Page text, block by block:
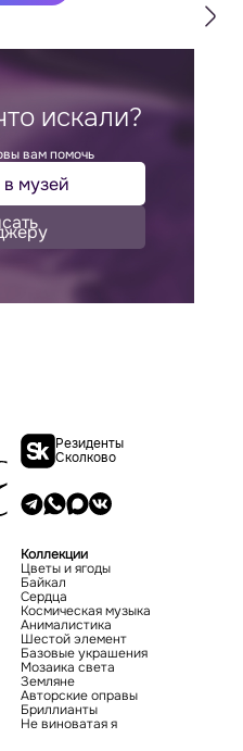
искали?
вам помочь
музей
Резиденты
Сколково
Коллекции
Цветы и ягоды
Байкал
Сердца
Космическая музыка
Анималистика
Шестой элемент
Базовые украшения
Мозаика света
Земляне
Авторские оправы
Бриллианты
Не виноватая я